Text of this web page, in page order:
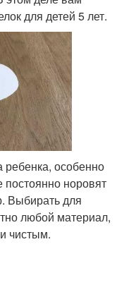
для детей 5 лет.
ребенка, особенно
норовят
Выбирать для
любой материал,
чистым.